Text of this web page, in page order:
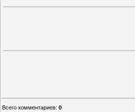
Всего комментариев: 0